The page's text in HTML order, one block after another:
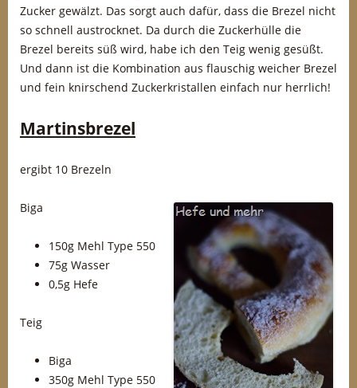
Zucker gewälzt. Das sorgt auch dafür, dass die Brezel nicht
so schnell austrocknet. Da durch die Zuckerhülle die
Brezel bereits süß wird, habe ich den Teig wenig gesüßt.
Und dann ist die Kombination aus flauschig weicher Brezel
und fein knirschend Zuckerkristallen einfach nur herrlich!
Martinsbrezel
ergibt 10 Brezeln
Biga
150g Mehl Type 550
75g Wasser
0,5g Hefe
Teig
Biga
350g Mehl Type 550